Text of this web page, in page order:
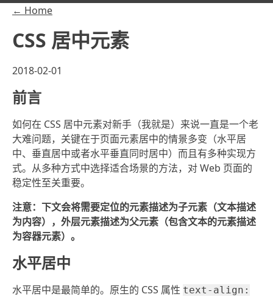
← Home
CSS 居中元素
2018-02-01
前言
如何在 CSS 居中元素对新手（我就是）来说一直是一个老
大难问题，关键在于页面元素居中的情景多变（水平居
中、垂直居中或者水平垂直同时居中）而且有多种实现方
式。从多种方式中选择适合场景的方法，对 Web 页面的
稳定性至关重要。
注意：下文会将需要定位的元素描述为子元素（文本描述
为内容），外层元素描述为父元素（包含文本的元素描述
为容器元素）。
水平居中
水平居中是最简单的。原生的 CSS 属性 text-align: